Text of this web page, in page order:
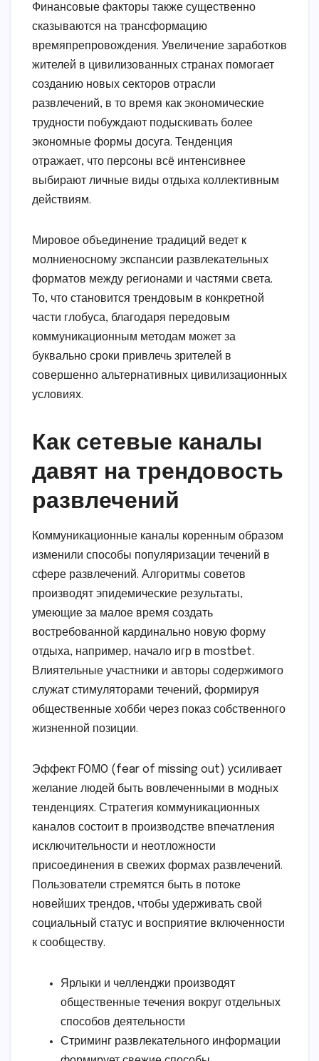
Финансовые факторы также существенно
сказываются на трансформацию
времяпрепровождения. Увеличение заработков
жителей в цивилизованных странах помогает
созданию новых секторов отрасли
развлечений, в то время как экономические
трудности побуждают подыскивать более
экономные формы досуга. Тенденция
отражает, что персоны всё интенсивнее
выбирают личные виды отдыха коллективным
действиям.
Мировое объединение традиций ведет к
молниеносному экспансии развлекательных
форматов между регионами и частями света.
То, что становится трендовым в конкретной
части глобуса, благодаря передовым
коммуникационным методам может за
буквально сроки привлечь зрителей в
совершенно альтернативных цивилизационных
условиях.
Как сетевые каналы
давят на трендовость
развлечений
Коммуникационные каналы коренным образом
изменили способы популяризации течений в
сфере развлечений. Алгоритмы советов
производят эпидемические результаты,
умеющие за малое время создать
востребованной кардинально новую форму
отдыха, например, начало игр в mostbet.
Влиятельные участники и авторы содержимого
служат стимуляторами течений, формируя
общественные хобби через показ собственного
жизненной позиции.
Эффект FOMO (fear of missing out) усиливает
желание людей быть вовлеченными в модных
тенденциях. Стратегия коммуникационных
каналов состоит в производстве впечатления
исключительности и неотложности
присоединения в свежих формах развлечений.
Пользователи стремятся быть в потоке
новейших трендов, чтобы удерживать свой
социальный статус и восприятие включенности
к сообществу.
Ярлыки и челленджи производят
общественные течения вокруг отдельных
способов деятельности
Стриминг развлекательного информации